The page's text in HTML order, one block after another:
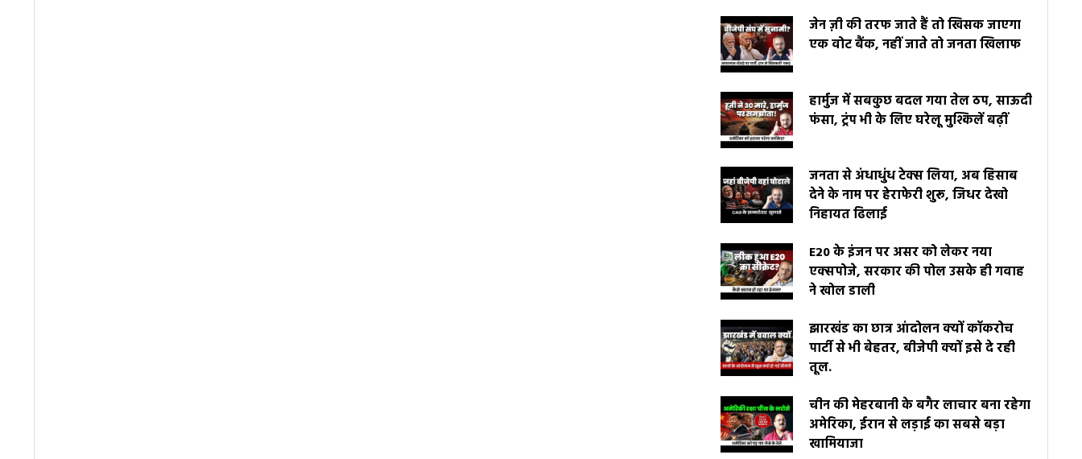
जेन ज़ी की तरफ जाते हैं तो खिसक जाएगा
एक वोट बैंक, नहीं जाते तो जनता खिलाफ
हार्मुज में सबकुछ बदल गया तेल ठप, साऊदी
फंसा, ट्रंप भी के लिए घरेलू मुश्किलें बढ़ीं
जनता से अंधाधुंध टेक्स लिया, अब हिसाब
देने के नाम पर हेराफेरी शुरू, जिधर देखो
निहायत ढिलाई
E20 के इंजन पर असर को लेकर नया
एक्सपोजे, सरकार की पोल उसके ही गवाह
ने खोल डाली
झारखंड का छात्र आंदोलन क्यों कॉकरोच
पार्टी से भी बेहतर, बीजेपी क्यों इसे दे रही
तूल.
चीन की मेहरबानी के बगैर लाचार बना रहेगा
अमेरिका, ईरान से लड़ाई का सबसे बड़ा
खामियाजा